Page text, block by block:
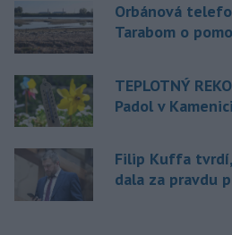
Orbánová
Tarabom o
TEPLOTNÝ
Padol v
Filip Kuffa
dala za pravdu